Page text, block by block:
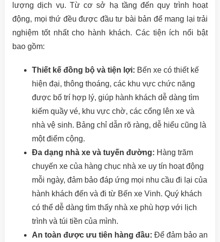
lượng dịch vụ. Từ cơ sở hạ tầng đến quy trình hoạt
động, mọi thứ đều được đầu tư bài bản để mang lại trải
nghiệm tốt nhất cho hành khách. Các tiện ích nổi bật
bao gồm:
Thiết kế đồng bộ và tiện lợi: Bến xe có thiết kế
hiện đại, thông thoáng, các khu vực chức năng
được bố trí hợp lý, giúp hành khách dễ dàng tìm
kiếm quầy vé, khu vực chờ, các cổng lên xe và
nhà vệ sinh. Bảng chỉ dẫn rõ ràng, dễ hiểu cũng là
một điểm cộng.
Đa dạng nhà xe và tuyến đường: Hàng trăm
chuyến xe của hàng chục nhà xe uy tín hoạt động
mỗi ngày, đảm bảo đáp ứng mọi nhu cầu đi lại của
hành khách đến và đi từ Bến xe Vinh. Quý khách
có thể dễ dàng tìm thấy nhà xe phù hợp với lịch
trình và túi tiền của mình.
An toàn được ưu tiên hàng đầu: Để đảm bảo an